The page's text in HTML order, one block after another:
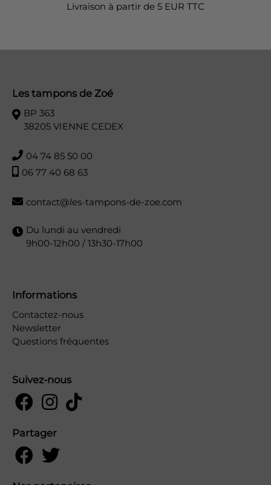
Livraison à partir de 5 EUR TTC
Les tampons de Zoé
BP 363
38205 VIENNE CEDEX
04 74 85 50 00
06 77 40 68 63
contact@les-tampons-de-zoe.com
Du lundi au vendredi
9h00-12h00 / 13h30-17h00
Informations
Contactez-nous
Newsletter
Questions fréquentes
Suivez-nous
Partager